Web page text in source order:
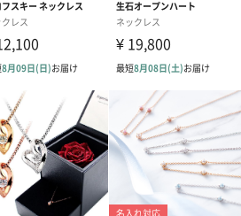
アールグレイティー
（660円）
フルーツティ
円）